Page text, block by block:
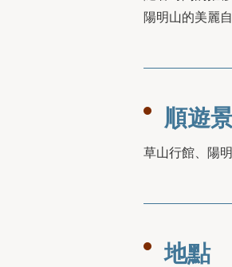
陽明山的美麗
順遊
草山行館、陽
地點